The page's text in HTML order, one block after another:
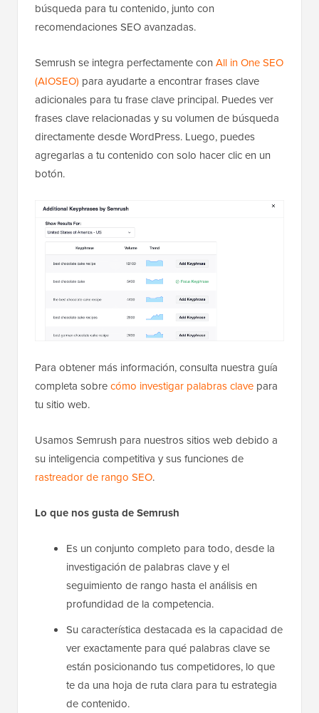
búsqueda para tu contenido, junto con
recomendaciones SEO avanzadas.
Semrush se integra perfectamente con All in One SEO
(AIOSEO) para ayudarte a encontrar frases clave
adicionales para tu frase clave principal. Puedes ver
frases clave relacionadas y su volumen de búsqueda
directamente desde WordPress. Luego, puedes
agregarlas a tu contenido con solo hacer clic en un
botón.
Para obtener más información, consulta nuestra guía
completa sobrecómo investigar palabras clave para
tu sitio web.
Usamos Semrush para nuestros sitios web debido a
su inteligencia competitiva y sus funciones de
rastreador de rango SEO.
Lo que nos gusta de Semrush
Es un conjunto completo para todo, desde la
investigación de palabras clave y el
seguimiento de rango hasta el análisis en
profundidad de la competencia.
Su característica destacada es la capacidad de
ver exactamente para qué palabras clave se
están posicionando tus competidores, lo que
te da una hoja de ruta clara para tu estrategia
de contenido.